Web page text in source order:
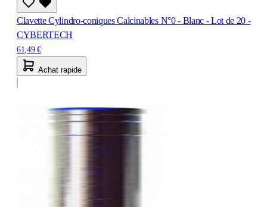
Clavette Cylindro-coniques Calcinables N°0 - Blanc - Lot de 20 -
CYBERTECH
61,49 €
Achat rapide